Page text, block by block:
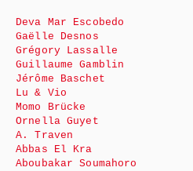
Deva Mar Escobedo
Gaëlle Desnos
Grégory Lassalle
Guillaume Gamblin
Jérôme Baschet
Lu & Vio
Momo Brücke
Ornella Guyet
A. Traven
Abbas El Kra
Aboubakar Soumahoro